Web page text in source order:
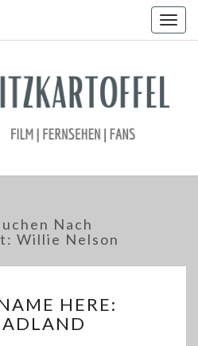
Nach
Willie Nelson
NAME
HERE:
HERE: